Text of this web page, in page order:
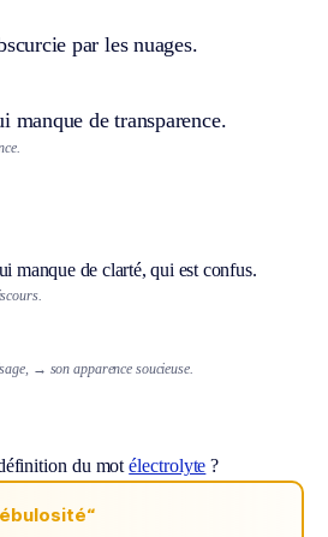
par les nuages.
manque de transparence.
manque de clarté, qui est confus.
→ son apparence soucieuse.
du motélectrolyte ?